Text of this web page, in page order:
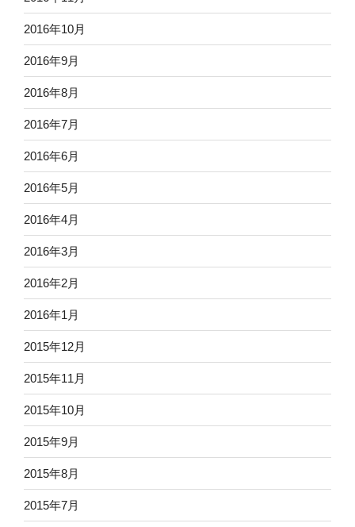
2016年10月
2016年9月
2016年8月
2016年7月
2016年6月
2016年5月
2016年4月
2016年3月
2016年2月
2016年1月
2015年12月
2015年11月
2015年10月
2015年9月
2015年8月
2015年7月